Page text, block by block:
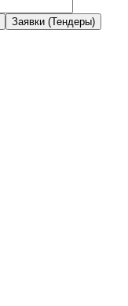
Заявки (Тендеры)